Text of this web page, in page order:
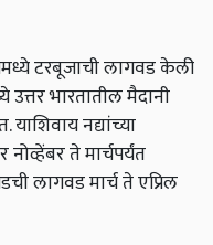
टरबूजाची लागवड केली
भारतातील मैदानी
नद्यांच्या
ते मार्चपर्यंत
लागवड मार्च ते एप्रिल